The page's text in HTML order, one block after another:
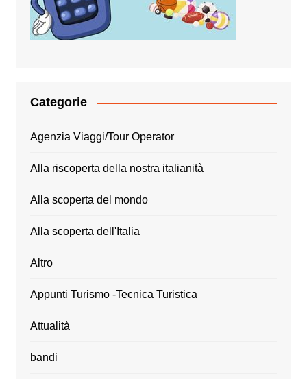
Categorie
Agenzia Viaggi/Tour Operator
Alla riscoperta della nostra italianità
Alla scoperta del mondo
Alla scoperta dell'Italia
Altro
Appunti Turismo -Tecnica Turistica
Attualità
bandi